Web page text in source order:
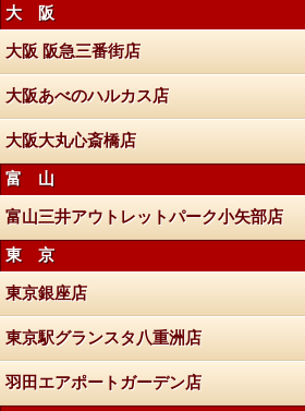
大 阪
大阪 阪急三番街店
大阪あべのハルカス店
大阪大丸心斎橋店
富 山
富山三井アウトレットパーク小矢部店
東 京
東京銀座店
東京駅グランスタ八重洲店
羽田エアポートガーデン店